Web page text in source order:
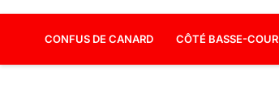
CONFUS DE CANARD CÔTÉ BASSE-COUR